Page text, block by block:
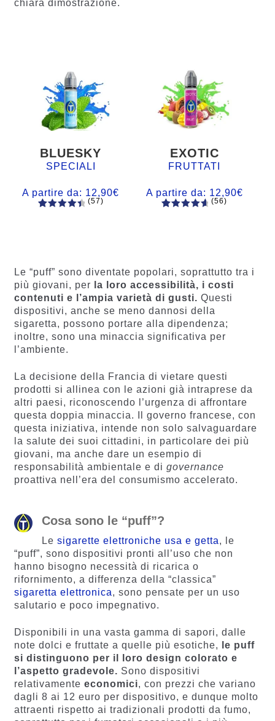
chiara dimostrazione.
BLUESKY
SPECIALI
A partire da: 12,90€
recensio
ni
(57)
EXOTIC
FRUTTATI
A partire da: 12,90€
recension
i
(56)
Le “puff” sono diventate popolari, soprattutto tra i
più giovani, per
la loro accessibilità, i costi
contenuti e l’ampia varietà di gusti. Questi
dispositivi, anche se meno dannosi della
sigaretta, possono portare alla dipendenza;
inoltre, sono una minaccia significativa per
l’ambiente.
La decisione della Francia di vietare questi
prodotti si allinea con le azioni già intraprese da
altri paesi, riconoscendo l’urgenza di affrontare
questa doppia minaccia. Il governo francese, con
questa iniziativa, intende non solo salvaguardare
la salute dei suoi cittadini, in particolare dei più
giovani, ma anche dare un esempio di
responsabilità ambientale e di governance
proattiva nell’era del consumismo accelerato.
Cosa sono le “puff”?
Le sigarette elettroniche usa e getta, le
“puff”, sono dispositivi pronti all’uso che non
hanno bisogno necessità di ricarica o
rifornimento, a differenza della “classica”
sigaretta elettronica, sono pensate per un uso
salutario e poco impegnativo.
Disponibili in una vasta gamma di sapori, dalle
note dolci e fruttate a quelle più esotiche,
le puff
si distinguono per il loro design colorato e
l’aspetto gradevole. Sono dispositivi
relativamente economici, con prezzi che variano
dagli 8 ai 12 euro per dispositivo, e dunque molto
attraenti rispetto ai tradizionali prodotti da fumo,